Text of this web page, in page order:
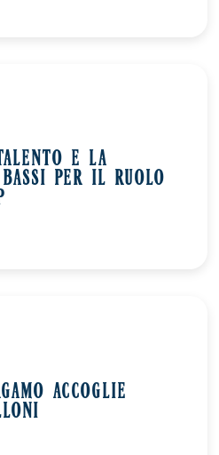
E LA
PER IL RUOLO
ACCOGLIE